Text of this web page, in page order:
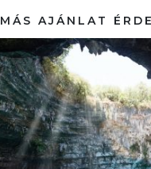
MÁS AJÁNLAT